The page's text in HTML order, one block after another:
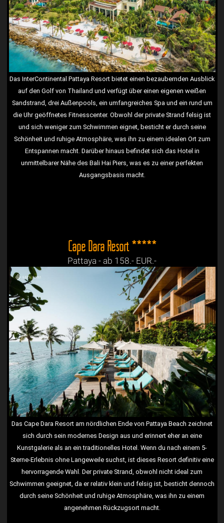
Das InterContinental Pattaya Resort bietet einen bezaubernden Ausblick
auf den Golf von Thailand und verfügt über einen eigenen weißen
Sandstrand, drei Außenpools, ein umfangreiches Spa und ein rund um
die Uhr geöffnetes Fitnesscenter. Obwohl der private Strand felsig ist
und sich weniger zum Schwimmen eignet, besticht er durch seine
Schönheit und ruhige Atmosphäre, was ihn zu einem idealen Ort zum
Entspannen macht. Darüber hinaus befindet sich das Hotel in
unmittelbarer Nähe des Bali Hai Piers, was es zu einer perfekten
Ausgangsbasis macht.
Cape Dara Resort *****
Pattaya - ab 158.- EUR.-
Das Cape Dara Resort am nördlichen Ende von Pattaya Beach zeichnet
sich durch sein modernes Design aus und erinnert eher an eine
Kunstgalerie als an ein traditionelles Hotel. Wenn du nach einem 5-
Sterne-Erlebnis ohne Langeweile suchst, ist dieses Resort definitiv eine
hervorragende Wahl. Der private Strand, obwohl nicht ideal zum
Schwimmen geeignet, da er relativ klein und felsig ist, besticht dennoch
durch seine Schönheit und ruhige Atmosphäre, was ihn zu einem
angenehmen Rückzugsort macht.